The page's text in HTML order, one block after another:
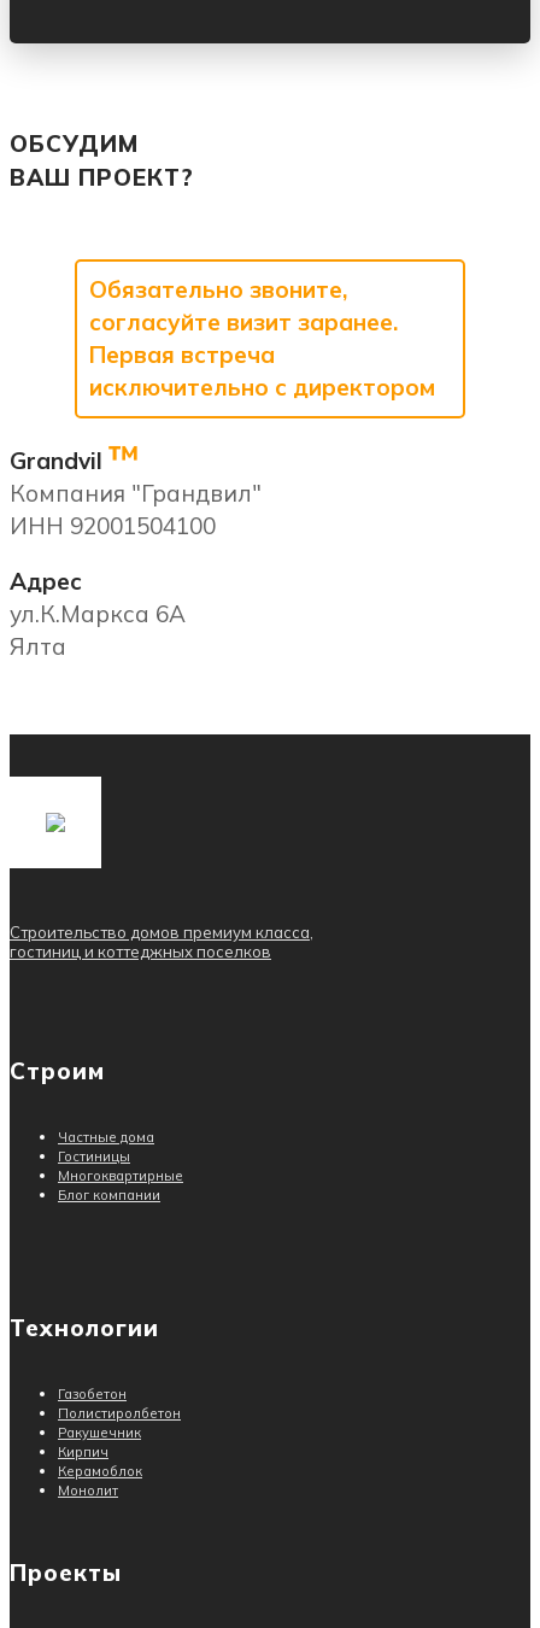
ОБСУДИМ
ВАШ ПРОЕКТ?
Обязательно звоните,
согласуйте визит заранее.
Первая встреча
исключительно с директором
Grandvil ™
Компания "Грандвил"
ИНН 92001504100
Адрес
ул.К.Маркса 6А
Ялта
Строительство домов премиум класса,
гостиниц и коттеджных поселков
Строим
Частные дома
Гостиницы
Многоквартирные
Блог компании
Технологии
Газобетон
Полистиролбетон
Ракушечник
Кирпич
Керамоблок
Монолит
Проекты